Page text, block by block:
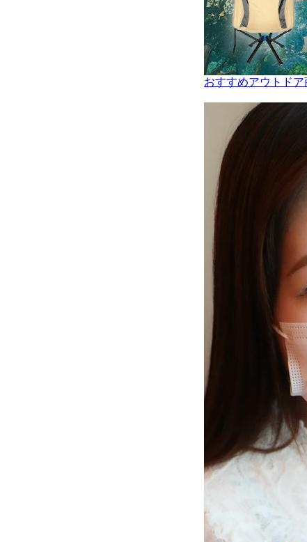
おすすめアウトドア